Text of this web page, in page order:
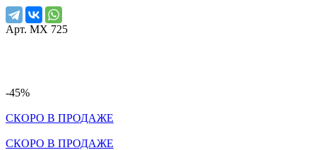
Арт. МХ 725
-45%
СКОРО В ПРОДАЖЕ
СКОРО В ПРОДАЖЕ